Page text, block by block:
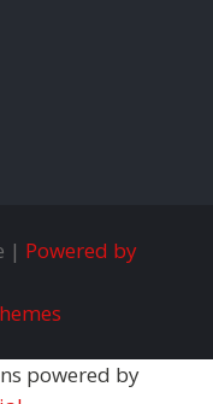
| Powered by
powered by